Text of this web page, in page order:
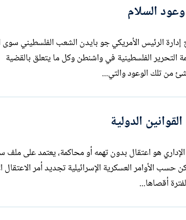
السلام
الاثنين 7 آب / أغسطس 2023. لم تمنح إدارة الرئيس الأمريكي جو بايدن الشعب
التحرير الفلسطينية في واشنطن وكل ما يتعلق بالقضية
الدولية
الاحد 6 آب / أغسطس 2023. الاعتقال الإداري هو اعتقال بدون تهمه أو محاكمة، يعتمد على
حسب الأوامر العسكرية الإسرائيلية تجديد أمر الاعتقال
أقصاها...